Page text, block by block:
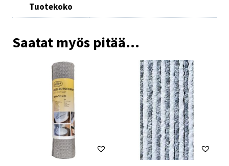
Tuotekoko
Saatat myös pitää...